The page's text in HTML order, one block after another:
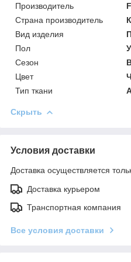
Производитель
Страна производитель
Вид изделия
Пол
Сезон
Цвет
Тип ткани
Скрыть
Условия доставки
Доставка осуществляется
Доставка курьером
Транспортная компания
Все условия доставки